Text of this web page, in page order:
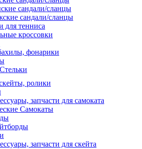
сандали/сланцы
сандали/сланцы
для тенниса
кроссовки
фонарики
ролики
запчасти для самоката
Самокаты
запчасти для скейта